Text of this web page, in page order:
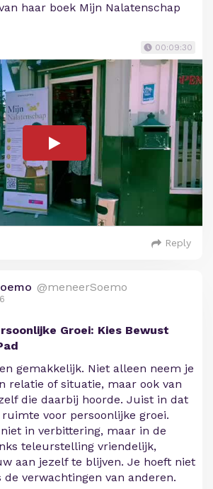
haar boek Mijn Nalatenschap
00:09:30
Reply
@meneerSoemo
Groei: Kies Bewust
gemakkelijk. Niet alleen neem je
relatie of situatie, maar ook van
die daarbij hoorde. Juist in dat
voor persoonlijke groei.
in verbittering, maar in de
teleurstelling vriendelijk,
aan jezelf te blijven. Je hoeft niet
de verwachtingen van anderen.